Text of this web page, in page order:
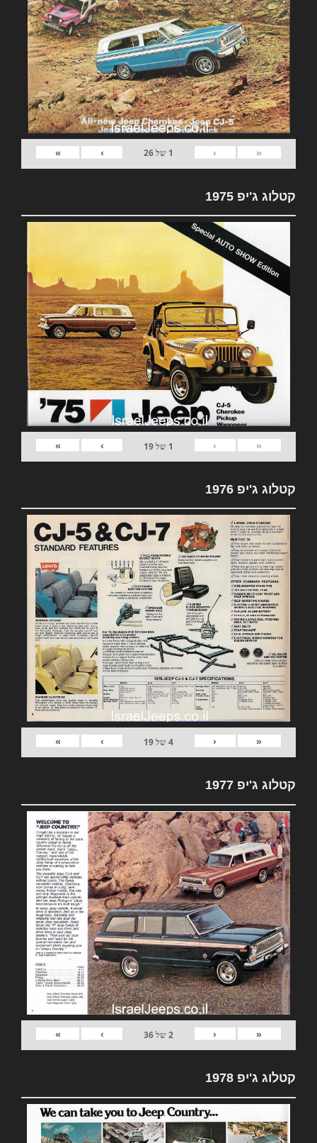
«
‹
1 של26
›
»
קטלוג ג'יפ 1975
«
‹
1 של19
›
»
קטלוג ג'יפ 1976
«
‹
4של19
›
»
קטלוג ג'יפ 1977
«
‹
2של36
›
»
קטלוג ג'יפ 1978